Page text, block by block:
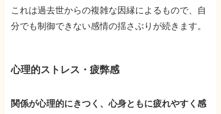
これは過去世からの複雑な因縁によるもので、自
分でも制御できない感情の揺さぶりが続きます。
心理的ストレス・疲弊感
関係が心理的にきつく、心身ともに疲れやすく感